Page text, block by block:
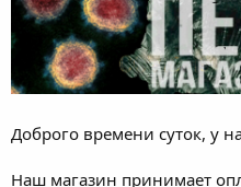
Доброго времени суток, у
Наш магазин принимает